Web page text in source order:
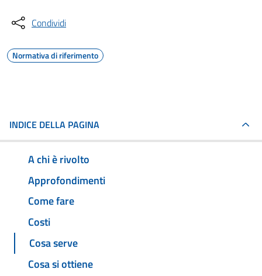
Condividi
Normativa di riferimento
INDICE DELLA PAGINA
A chi è rivolto
Approfondimenti
Come fare
Costi
Cosa serve
Cosa si ottiene